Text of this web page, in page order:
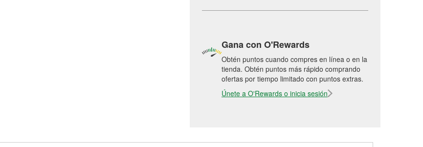
Gana con O'Rewards
Obtén puntos cuando compres en línea o en la
tienda. Obtén puntos más rápido comprando
ofertas por tiempo limitado con puntos extras.
Únete a O'Rewards o inicia sesión